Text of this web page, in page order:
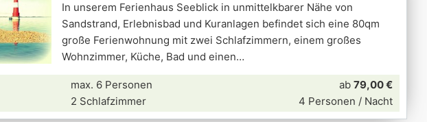
In unserem Ferienhaus Seeblick in unmittelkbarer Nähe von
Sandstrand, Erlebnisbad und Kuranlagen befindet sich eine 80qm
große Ferienwohnung mit zwei Schlafzimmern, einem großes
Wohnzimmer, Küche, Bad und einen
max. 6 Personen
2 Schlafzimmer
ab 79,00 €
4 Personen / Nacht